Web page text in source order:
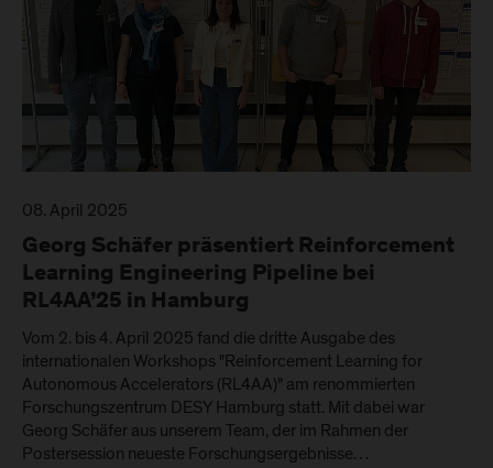
08. April 2025
Georg Schäfer präsentiert Reinforcement
Learning Engineering Pipeline bei
RL4AA’25 in Hamburg
Vom 2. bis 4. April 2025 fand die dritte Ausgabe des
internationalen Workshops "Reinforcement Learning for
Autonomous Accelerators (RL4AA)" am renommierten
Forschungszentrum DESY Hamburg statt. Mit dabei war
Georg Schäfer aus unserem Team, der im Rahmen der
Postersession neueste Forschungsergebnisse…